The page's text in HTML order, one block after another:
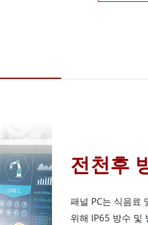
전천후
패널 PC는 식음료
위해 IP65 방수 및